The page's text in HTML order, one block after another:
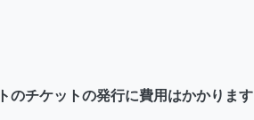
のチケットの発行に費用はかかります